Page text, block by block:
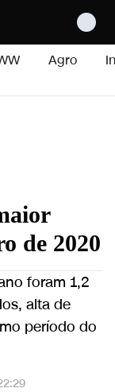
Agro
de 2020
foram 1,2
alta de
período do